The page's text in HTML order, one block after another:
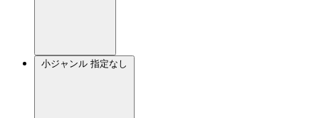
小ジャンル 指定なし